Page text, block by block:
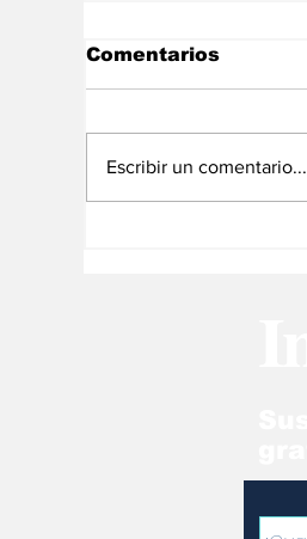
Comentarios
Escribir un comentario...